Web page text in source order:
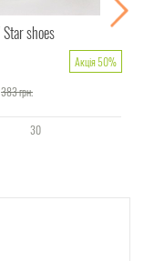
Star shoes
Акція 50%
383грн.
30